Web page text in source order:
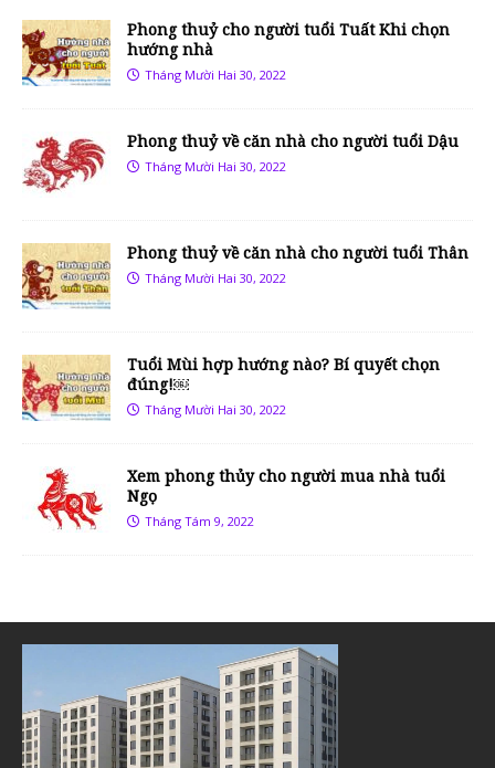
Phong thuỷ cho người tuổi Tuất Khi chọn
hướng nhà
Tháng Mười Hai 30, 2022
Phong thuỷ về căn nhà cho người tuổi Dậu
Tháng Mười Hai 30, 2022
Phong thuỷ về căn nhà cho người tuổi Thân
Tháng Mười Hai 30, 2022
Tuổi Mùi hợp hướng nào? Bí quyết chọn
đúng!￼
Tháng Mười Hai 30, 2022
Xem phong thủy cho người mua nhà tuổi
Ngọ
Tháng Tám 9, 2022